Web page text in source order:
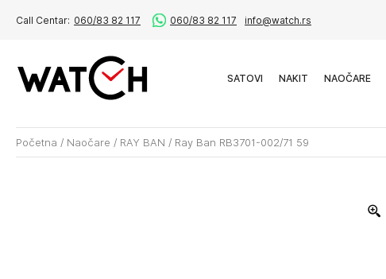
Call Centar: 060/83 82 117 060/83 82 117 info@watch.rs
SATOVI NAKIT NAOČARE
Početna / Naočare / RAY BAN / Ray Ban RB3701-002/71 59